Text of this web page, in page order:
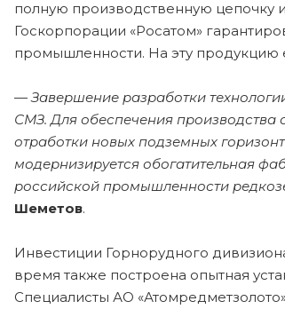
полную производственную цепочку
Госкорпорации «Росатом»
промышленности. На эту продукцию
—Завершение разработки
СМЗ. Для обеспечения
отработки новых подземных
модернизируется обогатительная
российской промышленности
Шеметов.
Инвестиции Горнорудного
время также построена опытная
Специалисты АО